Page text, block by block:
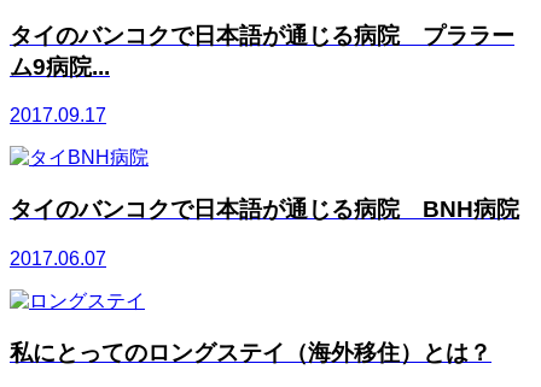
タイのバンコクで日本語が通じる病院 プララー
ム9病院...
2017.09.17
タイのバンコクで日本語が通じる病院 BNH病院
2017.06.07
私にとってのロングステイ（海外移住）とは？